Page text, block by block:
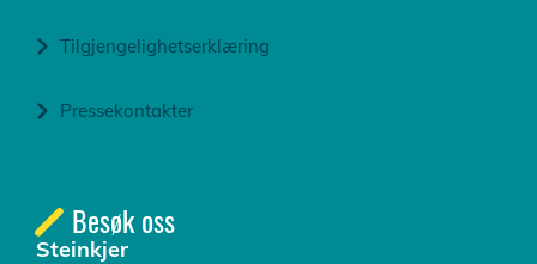
Tilgjengelighetserklæring
Pressekontakter
Besøk oss
Steinkjer